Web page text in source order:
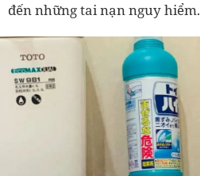
đến những tai nạn nguy hiểm.